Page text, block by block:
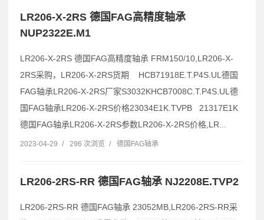
LR206-X-2RS 德国FAG高精度轴承
NUP2322E.M1
LR206-X-2RS 德国FAG高精度轴承 FRM150/10,LR206-X-
2RS采购，LR206-X-2RS货期 HCB71918E.T.P4S.UL德国
FAG轴承LR206-X-2RS厂家S3032KHCB7008C.T.P4S.UL德
国FAG轴承LR206-X-2RS价格23034E1K.TVPB 21317E1K
德国FAG轴承LR206-X-2RS参数LR206-X-2RS价格,LR...
2023-04-29 / 296 次浏览 / 德国FAG轴承
LR206-2RS-RR 德国FAG轴承 NJ2208E.TVP2
LR206-2RS-RR 德国FAG轴承 23052MB,LR206-2RS-RR采